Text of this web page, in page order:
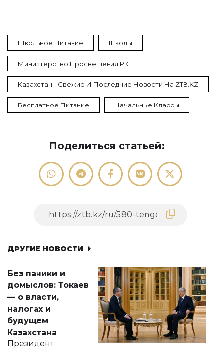
Школьное Питание Школы
Министерство Просвещения РК
Казахстан - Свежие И Последние Новости На ZTB.KZ
Бесплатное Питание Начальные Классы
Поделиться статьей:
ДРУГИЕ НОВОСТИ
Без паники и
домыслов: Токаев
— о власти,
налогах и
будущем
Казахстана
Президент